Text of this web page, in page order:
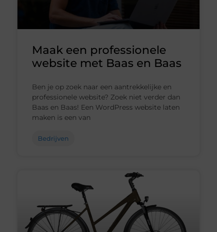
Maak een professionele
website met Baas en Baas
Ben je op zoek naar een aantrekkelijke en
professionele website? Zoek niet verder dan
Baas en Baas! Een WordPress website laten
maken is een van
Bedrijven